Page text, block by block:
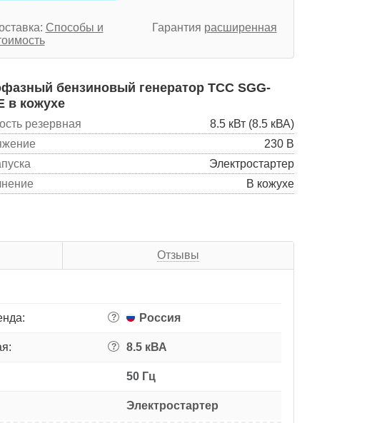
Способы и
Гарантия расширенная
бензиновый генератор ТСС SGG-
в кожухе
резервная
8.5 кВт (8.5 кВА)
230 В
Электростартер
В кожухе
Отзывы
? Россия
? 8.5 кВА
50 Гц
Электростартер